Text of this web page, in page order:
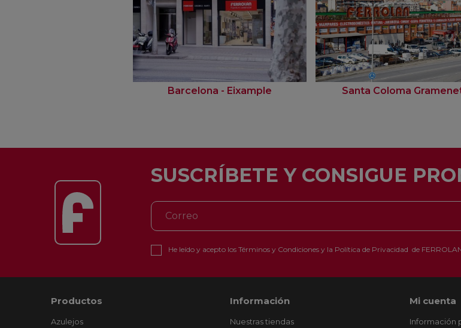
Barcelona - Eixample Santa Coloma
SUSCRÍBETE Y CONSIGUE
He leído y acepto los Términos y Condicionesy la Política de Privacidad de
Productos
Azulejos
Información
Nuestras tiendas
Mi cuenta
Información